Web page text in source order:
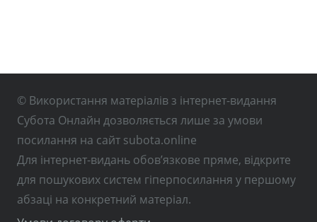
© Використання матеріалів з інтернет-видання
Субота Онлайн дозволяється лише за умови
посилання на сайт subota.online
Для інтернет-видань обов’язкове пряме, відкрите
для пошукових систем гіперпосилання у першому
абзаці на конкретний матеріал.